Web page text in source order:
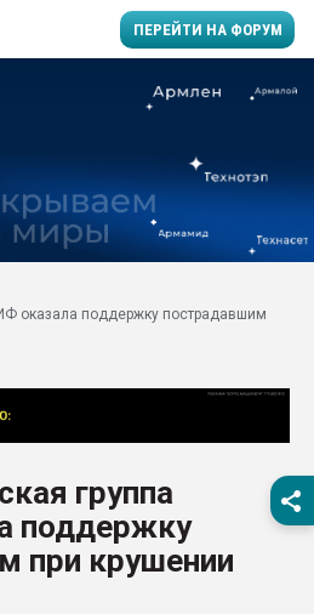
ПЕРЕЙТИ НА ФОРУМ
29.07.2026 ФРП помог
заводу пластмасс"
первый план в
28.07.2026
ситуацией на
Всё, что касается
оказала поддержку пострадавшим
группа
поддержку
при крушении